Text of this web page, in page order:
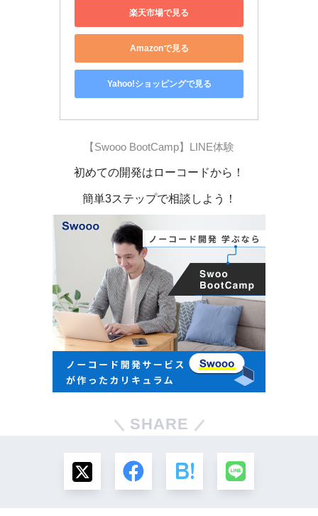
楽天市場で見る
Amazonで見る
Yahoo!ショッピングで見る
【Swooo BootCamp】LINE体験
初めての開発はローコードから！
簡単3ステップで相談しよう！
SHARE